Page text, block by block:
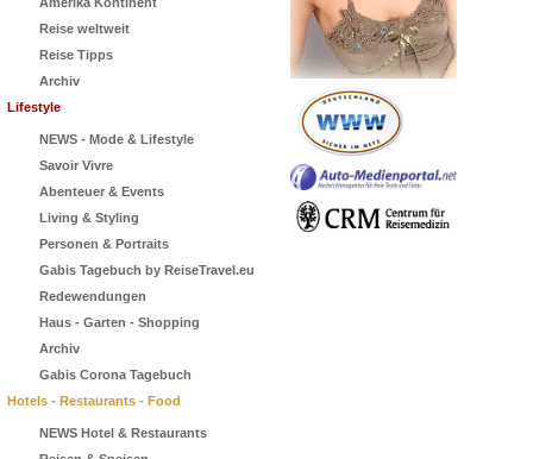
Reise weltweit
Reise Tipps
Archiv
Lifestyle
NEWS - Mode & Lifestyle
Savoir Vivre
Abenteuer & Events
Living & Styling
Personen & Portraits
Gabis Tagebuch by ReiseTravel.eu
Redewendungen
Haus - Garten - Shopping
Archiv
Gabis Corona Tagebuch
Hotels - Restaurants - Food
NEWS Hotel & Restaurants